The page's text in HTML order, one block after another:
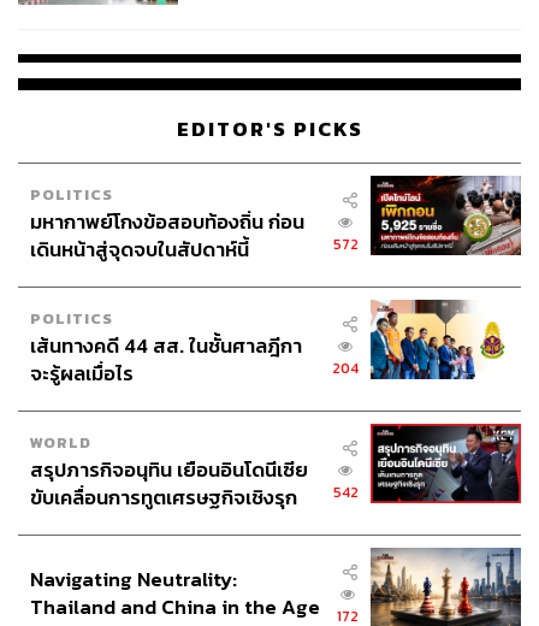
TAGS: กราฟฟิตี้ เทศกาลศิลปะ
ศานนท์ หวังสร้างบุญ
วิทยาลัยอาชีวศึกษาธนบุรี
Street art
EDITOR'S PICKS
POLITICS
มหากาพย์โกงข้อสอบท้องถิ่น ก่อน
เดินหน้าสู่จุดจบในสัปดาห์นี้
572
POLITICS
เส้นทางคดี 44 สส. ในชั้นศาลฎีกา
จะรู้ผลเมื่อไร
204
WORLD
สรุปภารกิจอนุทิน เยือนอินโดนีเซีย
ขับเคลื่อนการทูตเศรษฐกิจเชิงรุก
542
Navigating Neutrality:
Thailand and China in the Age
172